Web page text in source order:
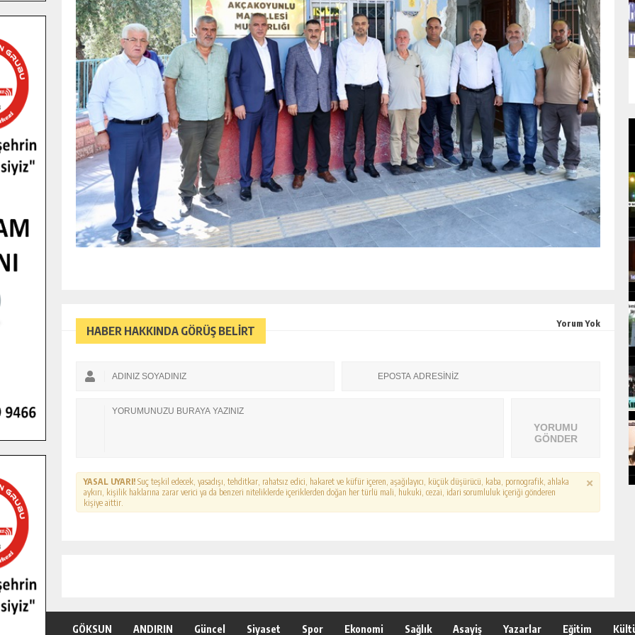
HABER HAKKINDA GÖRÜŞ BELİRT
Yorum Yok
YORUMU
GÖNDER
YASAL UYARI! Suç teşkil edecek, yasadışı, tehditkar, rahatsız edici, hakaret ve küfür içeren, aşağılayıcı, küçük düşürücü, kaba, pornografik, ahlaka
aykırı, kişilik haklarına zarar verici ya da benzeri niteliklerde içeriklerden doğan her türlü mali, hukuki, cezai, idari sorumluluk içeriği gönderen
kişiye aittir.
GÖKSUN ANDIRIN Güncel Siyaset Spor Ekonomi Sağlık Asayiş Yazarlar Eğitim